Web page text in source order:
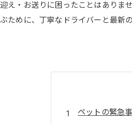
え・お送りに困ったことはあり
ために、丁寧なドライバーと最
ペットの緊急